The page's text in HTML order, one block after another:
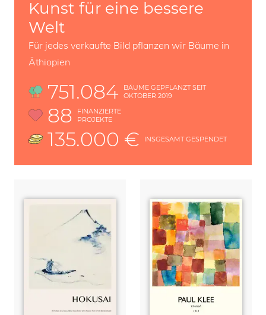
Kunst für eine bessere
Welt
Für jedes verkaufte Bild pflanzen wir Bäume in
Äthiopien
751.084
BÄUME GEPFLANZT SEIT
OKTOBER 2019
88
FINANZIERTE
PROJEKTE
135.000 € INSGESAMT GESPENDET